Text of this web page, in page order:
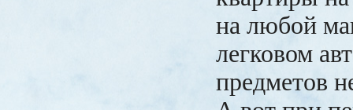
на любой
легковом
предметов